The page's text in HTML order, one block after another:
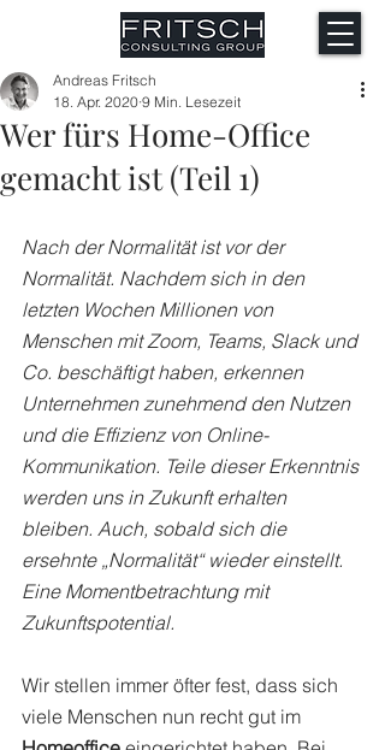
Wer fürs Home-Office
gemacht ist (Teil 1)
Andreas Fritsch
18. Apr. 2020 9 Min. Lesezeit
Nach der Normalität ist vor der
Normalität. Nachdem sich in den
letzten Wochen Millionen von
Menschen mit Zoom, Teams, Slack und
Co. beschäftigt haben, erkennen
Unternehmen zunehmend den Nutzen
und die Effizienz von Online-
Kommunikation. Teile dieser Erkenntnis
werden uns in Zukunft erhalten
bleiben. Auch, sobald sich die
ersehnte „Normalität“ wieder einstellt.
Eine Momentbetrachtung mit
Zukunftspotential.
Wir stellen immer öfter fest, dass sich
viele Menschen nun recht gut im